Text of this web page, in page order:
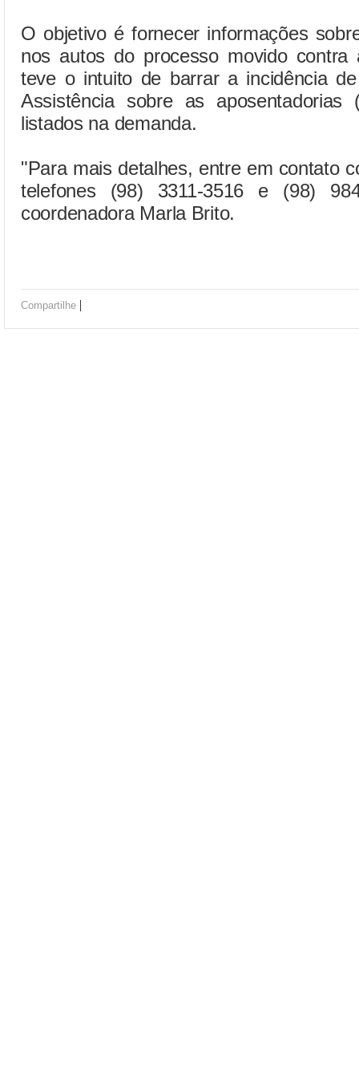
O objetivo é fornecer informações
nos autos do processo movido
teve o intuito de barrar a incidência
Assistência sobre as aposentadorias
listados na demanda.
"Para mais detalhes, entre em contato
telefones (98) 3311-3516 e (98)
coordenadora Marla Brito.
Compartilhe |